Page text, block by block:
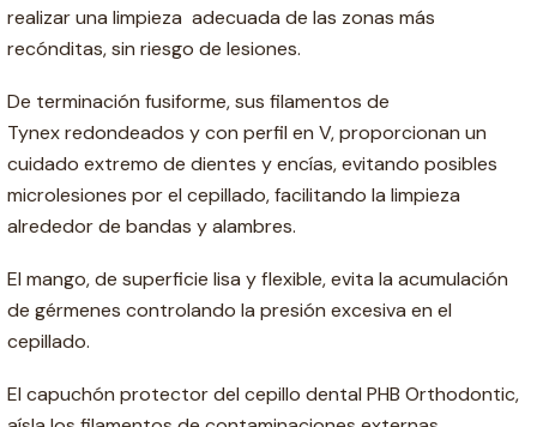
realizar una limpieza adecuada de las zonas más
recónditas, sin riesgo de lesiones.
De terminación fusiforme, sus filamentos de
Tynex redondeados y con perfil en V, proporcionan un
cuidado extremo de dientes y encías, evitando posibles
microlesiones por el cepillado, facilitando la limpieza
alrededor de bandas y alambres.
El mango, de superficie lisa y flexible, evita la acumulación
de gérmenes controlando la presión excesiva en el
cepillado.
El capuchón protector del cepillo dental PHB Orthodontic,